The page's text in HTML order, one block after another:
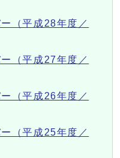
（平成28年度／
（平成27年度／
（平成26年度／
（平成25年度／